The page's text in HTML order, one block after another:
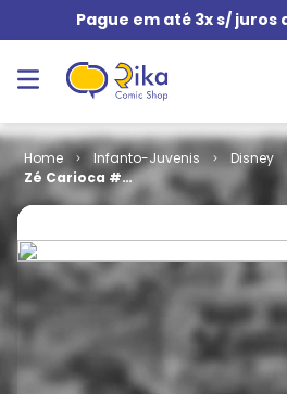
Pague em até 3x s/ juros
Infanto-Juvenis Disney
Zé Carioca #
1892